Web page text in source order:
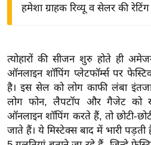
त
वि
शे
ष
ज्ञ
रा
हमेशा ग्राहक रिव्यू व सेलर की
त्योहारों की सीजन शुरु होते ही
ऑनलाइन शॉपिंग प्लेटफॉर्म्स पर
है। इस सेल को लोग काफी लंबा
लोग फोन, लैपटॉप और गैजेट को
ऑनलाइन शॉपिंग करते हैं, तो छोटी-
जाते हैं। ये मिस्टेक्स बाद में भारी